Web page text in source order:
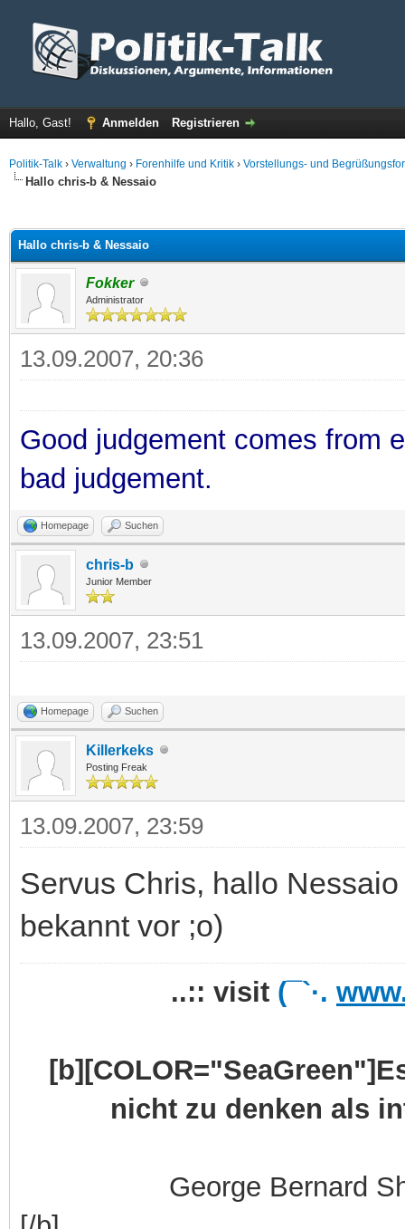
Hallo, Gast! Anmelden Registrieren
Politik-Talk › Verwaltung › Forenhilfe und Kritik › Vorstellungs- und
Hallo chris-b & Nessaio
Hallo chris-b & Nessaio
Fokker
Administrator
13.09.2007, 20:36
Good judgement comes from
bad judgement.
Homepage Suchen
chris-b
Junior Member
13.09.2007, 23:51
Homepage Suchen
Killerkeks
Posting Freak
13.09.2007, 23:59
Servus Chris, hallo
bekannt vor ;o)
..:: visit (¯`·.
nicht zu denken als
George Bernard